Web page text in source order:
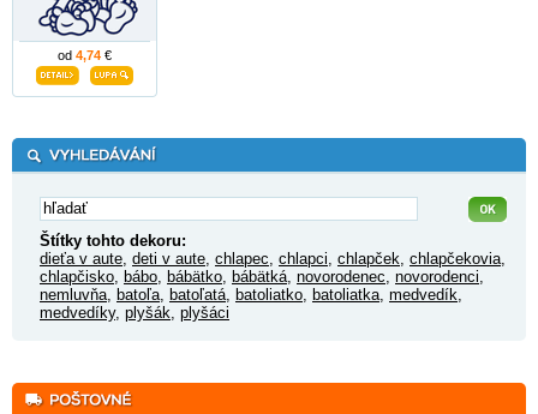
od 4,74 €
Štítky tohto dekoru:
dieťa v aute, deti v aute, chlapec, chlapci, chlapček, chlapčekovia,
chlapčisko, bábo, bábätko, bábätká, novorodenec, novorodenci,
nemluvňa, batoľa, batoľatá, batoliatko, batoliatka, medvedík,
medvedíky, plyšák, plyšáci